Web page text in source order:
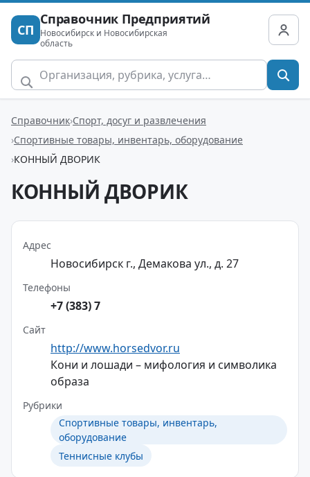
СП
Справочник Предприятий
Новосибирск и Новосибирская
область
Справочник Спорт, досуг и развлечения
Спортивные товары, инвентарь, оборудование
КОННЫЙ ДВОРИК
КОННЫЙ ДВОРИК
Адрес
Новосибирск г., Демакова ул., д. 27
Телефоны
+7 (383) 7
Сайт
http://www.horsedvor.ru
Кони и лошади – мифология и символика
образа
Рубрики
Спортивные товары, инвентарь,
оборудование
Теннисные клубы